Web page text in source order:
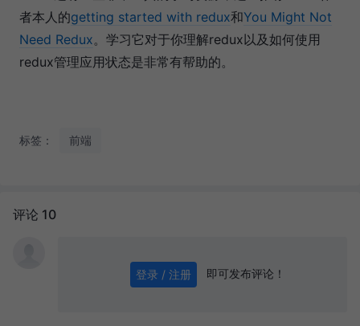
者本人的getting started with redux和You Might Not
Need Redux。学习它对于你理解redux以及如何使用
redux管理应用状态是非常有帮助的。
标签： 前端
评论 10
登录 / 注册 即可发布评论！